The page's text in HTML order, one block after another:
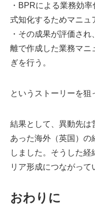
・BPRによる業務効
式知化するためマニュ
・その成果が評価さ
離で作成した業務マニ
ぎを行う。
というストーリーを狙
結果として、異動先は
あった海外（英国）の
しました。そうした
リア形成につながって
おわりに